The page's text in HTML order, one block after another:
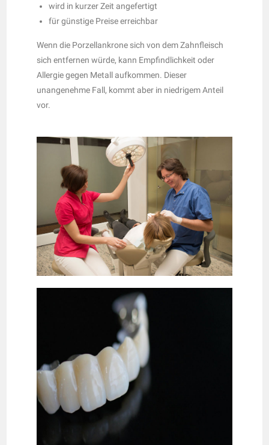
wird in kurzer Zeit angefertigt
für günstige Preise erreichbar
Wenn die Porzellankrone sich von dem Zahnfleisch
sich entfernen würde, kann Empfindlichkeit oder
Allergie gegen Metall aufkommen. Dieser
unangenehme Fall, kommt aber in niedrigem Anteil
vor.